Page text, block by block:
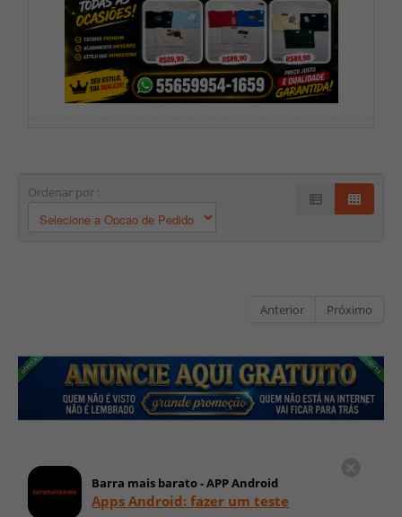
Ordenar por :
Anterior Próximo
Barra mais barato - APP Android
Apps Android: fazer um teste